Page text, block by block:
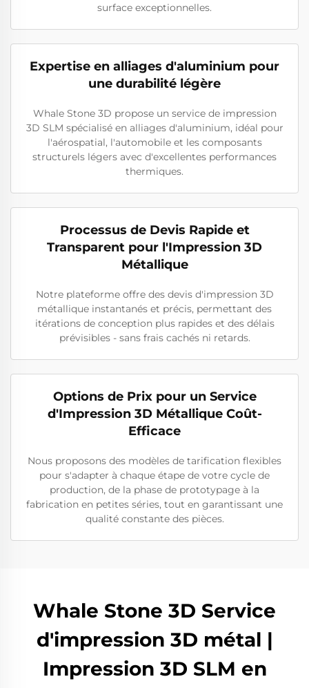
surface exceptionnelles.
Expertise en alliages d'aluminium pour
une durabilité légère
Whale Stone 3D propose un service de impression
3D SLM spécialisé en alliages d'aluminium, idéal pour
l'aérospatial, l'automobile et les composants
structurels légers avec d'excellentes performances
thermiques.
Processus de Devis Rapide et
Transparent pour l'Impression 3D
Métallique
Notre plateforme offre des devis d'impression 3D
métallique instantanés et précis, permettant des
itérations de conception plus rapides et des délais
prévisibles - sans frais cachés ni retards.
Options de Prix pour un Service
d'Impression 3D Métallique Coût-
Efficace
Nous proposons des modèles de tarification flexibles
pour s'adapter à chaque étape de votre cycle de
production, de la phase de prototypage à la
fabrication en petites séries, tout en garantissant une
qualité constante des pièces.
Whale Stone 3D Service
d'impression 3D métal |
Impression 3D SLM en